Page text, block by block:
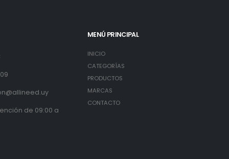
de 09:00 a
MENÚ PRINCIPAL
INICIO
CATEGORÍAS
PRODUCTOS
MARCAS
CONTACTO